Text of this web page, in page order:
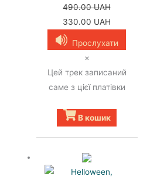
490.00UAH
Оригінальна
ціна:
490.00 UAH.
330.00 UAH
330.00 UAH.
Прослухати
×
Цей трек записаний
саме з цієї платівки
В кошик